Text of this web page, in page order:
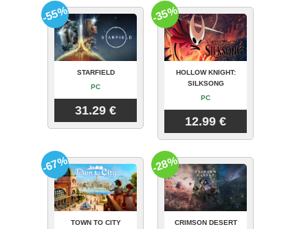
STARFIELD
PC
31.29 €
-55%
HOLLOW KNIGHT:
SILKSONG
PC
12.99 €
-35%
TOWN TO CITY
-67%
CRIMSON DESERT
-28%